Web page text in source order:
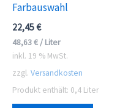
Farbauswahl
22,45€
48,63€ / Liter
inkl. 19 % MwSt.
zzgl. Versandkosten
Produkt enthält: 0,4 Liter